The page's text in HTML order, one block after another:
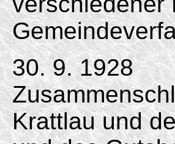
30. 9. 1928
Krattlau und